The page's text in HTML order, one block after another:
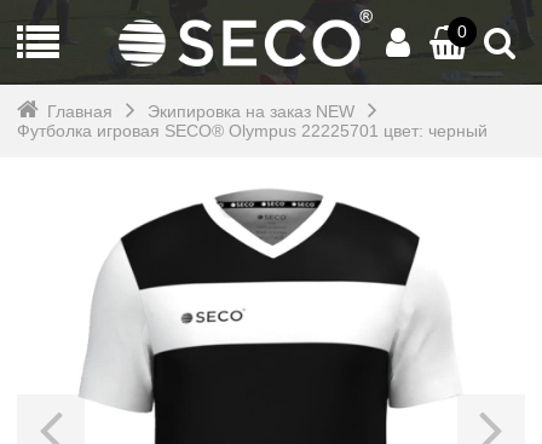
0
Главная
Экипировка на заказ NEW
Футболка игровая SECO® Olympus 22225701 цвет: черный